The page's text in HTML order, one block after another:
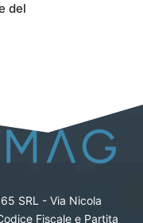
del
SRL - Via Nicola
Fiscale e Partita